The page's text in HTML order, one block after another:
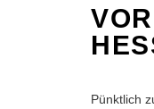
Pünktlich